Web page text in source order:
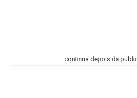
continua depois da